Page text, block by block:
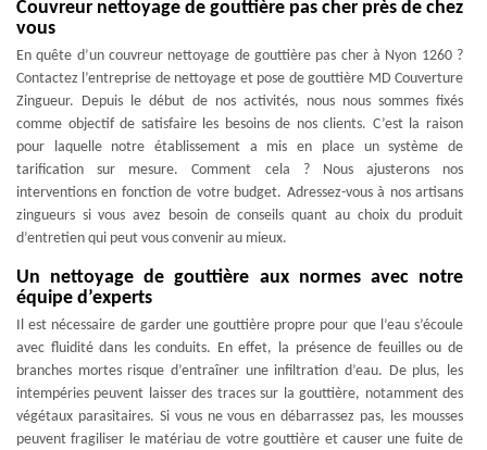
Couvreur nettoyage de gouttière pas cher près de chez
vous
En quête d’un couvreur nettoyage de gouttière pas cher à Nyon 1260 ?
Contactez l’entreprise de nettoyage et pose de gouttière MD Couverture
Zingueur. Depuis le début de nos activités, nous nous sommes fixés
comme objectif de satisfaire les besoins de nos clients. C’est la raison
pour laquelle notre établissement a mis en place un système de
tarification sur mesure. Comment cela ? Nous ajusterons nos
interventions en fonction de votre budget. Adressez-vous à nos artisans
zingueurs si vous avez besoin de conseils quant au choix du produit
d’entretien qui peut vous convenir au mieux.
Un nettoyage de gouttière aux normes avec notre
équipe d’experts
Il est nécessaire de garder une gouttière propre pour que l’eau s’écoule
avec fluidité dans les conduits. En effet, la présence de feuilles ou de
branches mortes risque d’entraîner une infiltration d’eau. De plus, les
intempéries peuvent laisser des traces sur la gouttière, notamment des
végétaux parasitaires. Si vous ne vous en débarrassez pas, les mousses
peuvent fragiliser le matériau de votre gouttière et causer une fuite de